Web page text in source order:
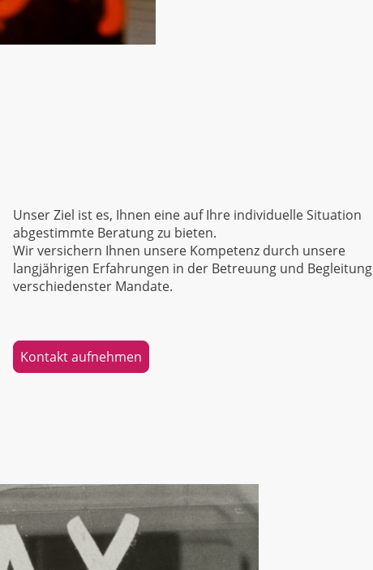
Unser Ziel ist es, Ihnen eine auf Ihre individuelle Situation
abgestimmte Beratung zu bieten.
Wir versichern Ihnen unsere Kompetenz durch unsere
langjährigen Erfahrungen in der Betreuung und Begleitung
verschiedenster Mandate.
Kontakt aufnehmen